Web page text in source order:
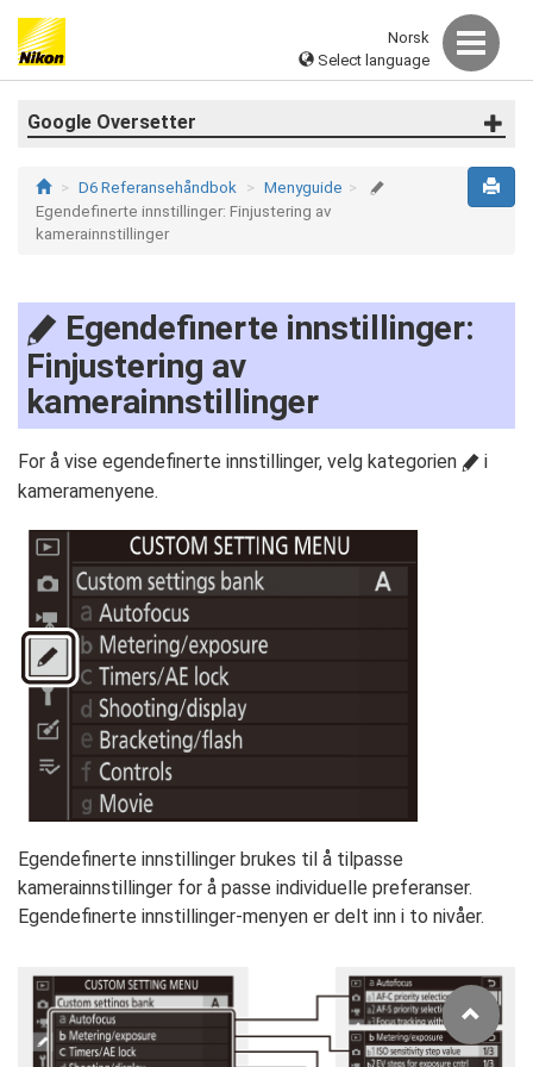
Norsk
Select language
Google Oversetter
D6 Referansehåndbok Menyguide A
Egendefinerte innstillinger: Finjustering av
kamerainnstillinger
A Egendefinerte innstillinger:
Finjustering av
kamerainnstillinger
For å vise egendefinerte innstillinger, velg kategorien A i
kameramenyene.
Egendefinerte innstillinger brukes til å tilpasse
kamerainnstillinger for å passe individuelle preferanser.
Egendefinerte innstillinger-menyen er delt inn i to nivåer.